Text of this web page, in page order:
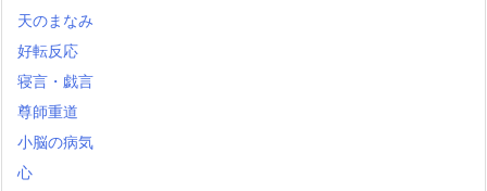
天のまなみ
好転反応
寝言・戯言
尊師重道
小脳の病気
心